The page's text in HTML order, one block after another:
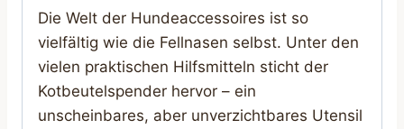
Die Welt der Hundeaccessoires ist so
vielfältig wie die Fellnasen selbst. Unter den
vielen praktischen Hilfsmitteln sticht der
Kotbeutelspender hervor – ein
unscheinbares, aber unverzichtbares Utensil